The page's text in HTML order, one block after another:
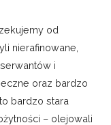
od
nierafinowane,
i
oraz bardzo
bardzo stara
– olejowali